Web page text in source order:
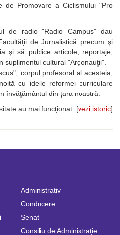
de Promovare a Ciclismului "Pro
de radio "Radio Campus" dau
de Jurnalistică precum şi
şi să publice articole, reportaje,
suplimentul cultural "Argonauţii".
corpul profesoral al acesteia,
cu ideile reformei curriculare
învăţământul din ţara noastră.
au mai funcţionat: [vezi istoric]
Administrativ
Conducere
Senat
Consiliu de Administraţie